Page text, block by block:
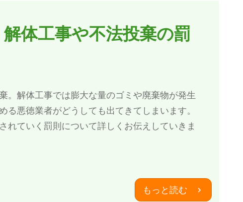
体工事や不法投棄の罰
。解体工事では膨大な量のゴミや廃棄物が発生
る悪徳業者がどうしても出てきてしまいます。
れていく罰則について詳しくお伝えしていきま
もっと読む